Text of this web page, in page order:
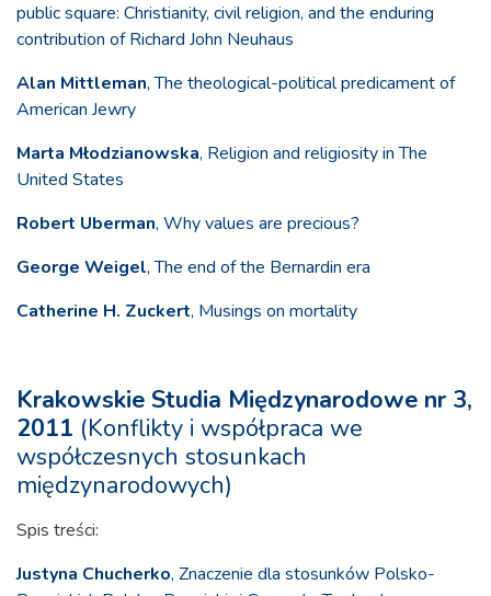
public square: Christianity, civil religion, and the enduring
contribution of Richard John Neuhaus
Alan Mittleman, The theological-political predicament of
American Jewry
Marta Młodzianowska, Religion and religiosity in The
United States
Robert Uberman, Why values are precious?
George Weigel, The end of the Bernardin era
Catherine H. Zuckert, Musings on mortality
Krakowskie Studia Międzynarodowe nr 3,
2011 (Konflikty i współpraca we
współczesnych stosunkach
międzynarodowych)
Spis treści:
Justyna Chucherko, Znaczenie dla stosunków Polsko-